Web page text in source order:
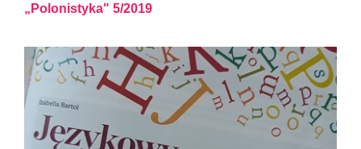
„Polonistyka" 5/2019